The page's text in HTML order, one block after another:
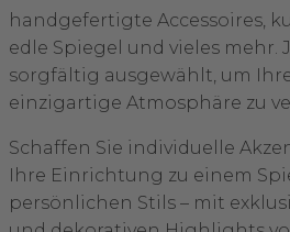
handgefertigte Accessoires,
edle Spiegel und vieles mehr.
sorgfältig ausgewählt, um
einzigartige Atmosphäre zu
Schaffen Sie individuelle
Ihre Einrichtung zu einem
persönlichen Stils – mit